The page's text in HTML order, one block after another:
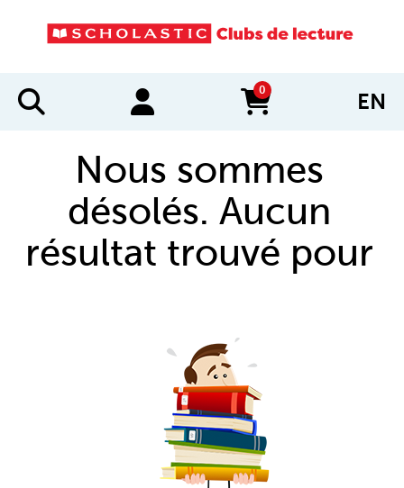
0
items in cart EN
Nous sommes
désolés. Aucun
résultat trouvé pour